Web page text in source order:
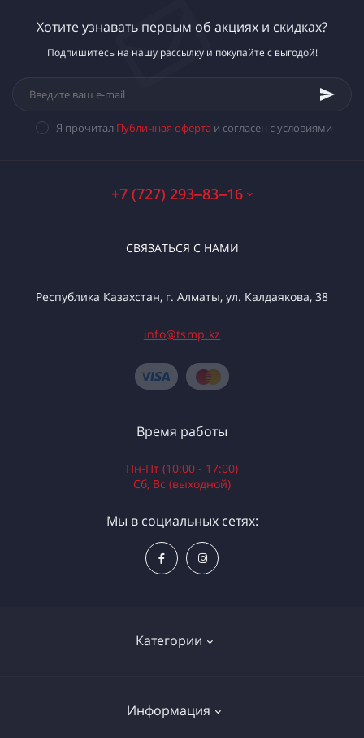
Хотите узнавать первым об акциях и скидках?
Подпишитесь на нашу рассылку и покупайте с выгодой!
Я прочитал Публичная оферта и согласен с условиями
+7 (727) 293‒83‒16
СВЯЗАТЬСЯ С НАМИ
Республика Казахстан, г. Алматы, ул. Калдаякова, 38
info@tsmp.kz
Категории
Электроинструменты
Информация
Время работы
Пн-Пт (10:00 - 17:00)
Сб, Вс (выходной)
Мы в социальных сетях: